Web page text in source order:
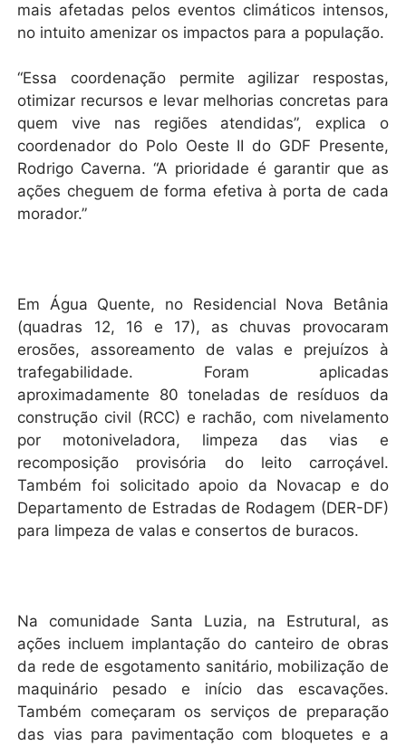
mais afetadas pelos eventos climáticos intensos,
no intuito amenizar os impactos para a população.
“Essa coordenação permite agilizar respostas,
otimizar recursos e levar melhorias concretas para
quem vive nas regiões atendidas”, explica o
coordenador do Polo Oeste II do GDF Presente,
Rodrigo Caverna. “A prioridade é garantir que as
ações cheguem de forma efetiva à porta de cada
morador.”
Em Água Quente, no Residencial Nova Betânia
(quadras 12, 16 e 17), as chuvas provocaram
erosões, assoreamento de valas e prejuízos à
trafegabilidade. Foram aplicadas
aproximadamente 80 toneladas de resíduos da
construção civil (RCC) e rachão, com nivelamento
por motoniveladora, limpeza das vias e
recomposição provisória do leito carroçável.
Também foi solicitado apoio da Novacap e do
Departamento de Estradas de Rodagem (DER-DF)
para limpeza de valas e consertos de buracos.
Na comunidade Santa Luzia, na Estrutural, as
ações incluem implantação do canteiro de obras
da rede de esgotamento sanitário, mobilização de
maquinário pesado e início das escavações.
Também começaram os serviços de preparação
das vias para pavimentação com bloquetes e a